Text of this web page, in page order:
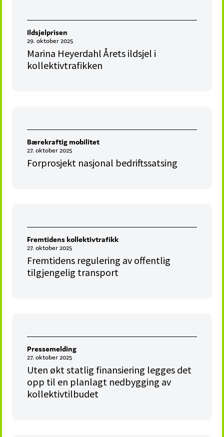
Ildsjelprisen
29. oktober 2025
Marina Heyerdahl Årets ildsjel i
kollektivtrafikken
Bærekraftig mobilitet
27. oktober 2025
Forprosjekt nasjonal bedriftssatsing
Fremtidens kollektivtrafikk
27. oktober 2025
Fremtidens regulering av offentlig
tilgjengelig transport
Pressemelding
27. oktober 2025
Uten økt statlig finansiering legges det
opp til en planlagt nedbygging av
kollektivtilbudet